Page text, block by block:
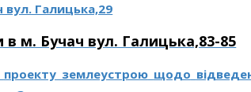
вул. Галицька,29
в м. Бучач вул. Галицька,83-85
проекту землеустрою щодо